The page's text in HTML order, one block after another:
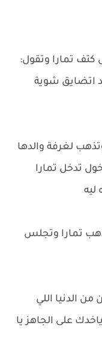
تمارا وتقول:
اتضايق شوية
لغرفة والدها
تدخل تمارا
ليه
تمارا وتجلس
الدنيا اللي
على الجاهز يا